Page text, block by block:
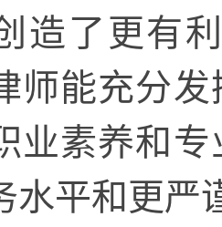
造了更有
师能充分
业素养和
水平和更严